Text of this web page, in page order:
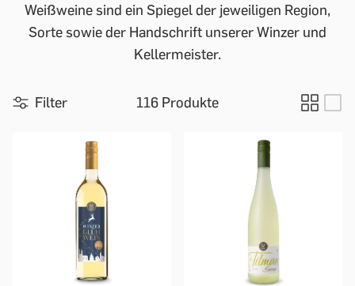
Weißweine sind ein Spiegel der jeweiligen Region,
Sorte sowie der Handschrift unserer Winzer und
Kellermeister.
Filter 116 Produkte